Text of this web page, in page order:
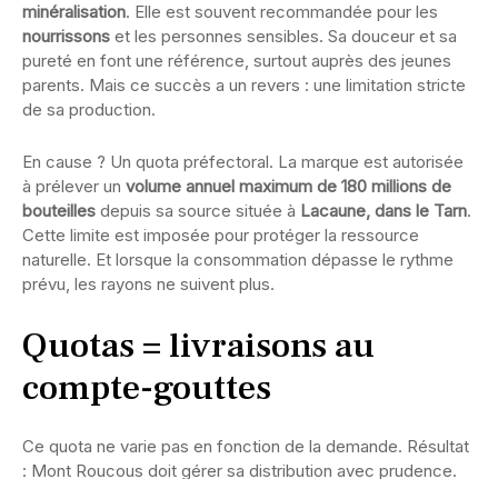
minéralisation. Elle est souvent recommandée pour les
nourrissons et les personnes sensibles. Sa douceur et sa
pureté en font une référence, surtout auprès des jeunes
parents. Mais ce succès a un revers : une limitation stricte
de sa production.
En cause ? Un quota préfectoral. La marque est autorisée
à prélever un volume annuel maximum de 180 millions de
bouteilles depuis sa source située à Lacaune, dans le Tarn.
Cette limite est imposée pour protéger la ressource
naturelle. Et lorsque la consommation dépasse le rythme
prévu, les rayons ne suivent plus.
Quotas = livraisons au
compte-gouttes
Ce quota ne varie pas en fonction de la demande. Résultat
: Mont Roucous doit gérer sa distribution avec prudence.